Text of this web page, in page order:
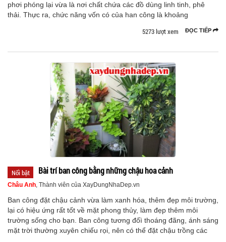
phơi phóng lại vừa là nơi chất chứa các đồ dùng linh tinh, phê
thải. Thực ra, chức năng vốn có của han công là khoảng
ĐỌC TIẾP
5273 lượt xem
Nổi bật Bài trí ban công bằng những chậu hoa cảnh
Châu Anh, Thành viên của XayDungNhaDep.vn
Ban công đặt chậu cảnh vừa làm xanh hóa, thêm đẹp môi trường,
lại có hiệu ứng rất tốt về mặt phong thủy, làm đẹp thêm môi
trường sống cho bạn. Ban công tương đốì thoáng đãng, ánh sáng
mặt trời thường xuyên chiếu rọi, nên có thể đặt chậu trồng các